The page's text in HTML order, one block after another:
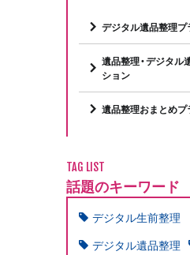
デジタル遺品整理プ
遺品整理・デジタル
ション
遺品整理おまとめプ
TAG LIST
話題のキーワード
デジタル生前整理
デジタル遺品整理